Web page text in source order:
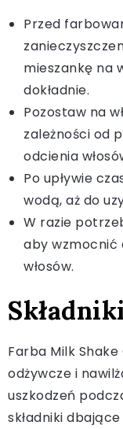
Przed
mieszankę na
dokładnie.
Pozostaw na
zależności od
odcienia
Po upływie
wodą, aż do
W razie
aby
włosów.
Farba Milk
odżywcze i
uszkodzeń
składniki